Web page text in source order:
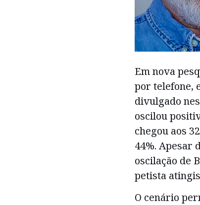
Em nova
por telefone,
divulgado
oscilou
chegou aos
44%. Apesar
oscilação de
petista
O cenário